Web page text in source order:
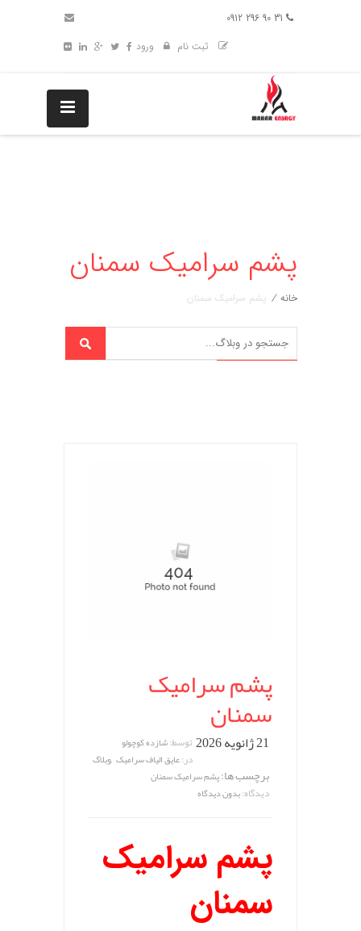
ثبت نام
ورود
پشم سرامیک سمنان
خانه / پشم سرامیک سمنان
پشم سرامیک
سمنان
21 ژانویه 2026 توسط:شازده کوچولو
در:عایق الیاف سرامیک ,وبلاگ
برچسب ها:پشم سرامیک سمنان
دیدگاه:بدون دیدگاه
پشم سرامیک
سمنان